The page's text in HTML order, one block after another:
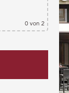
0 von 2